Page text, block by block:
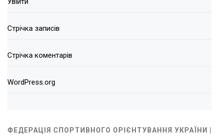
Стрічка записів
Стрічка коментарів
WordPress.org
ФЕДЕРАЦІЯ СПОРТИВНОГО ОРІЄНТУВАННЯ УКРАЇНИ |